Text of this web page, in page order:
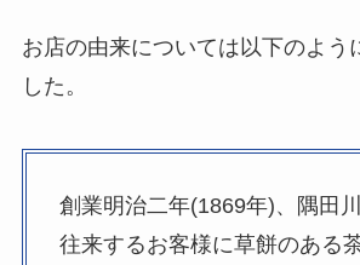
お店の由来については以下のよう
した。
創業明治二年(1869年)、隅田
往来するお客様に草餅のある